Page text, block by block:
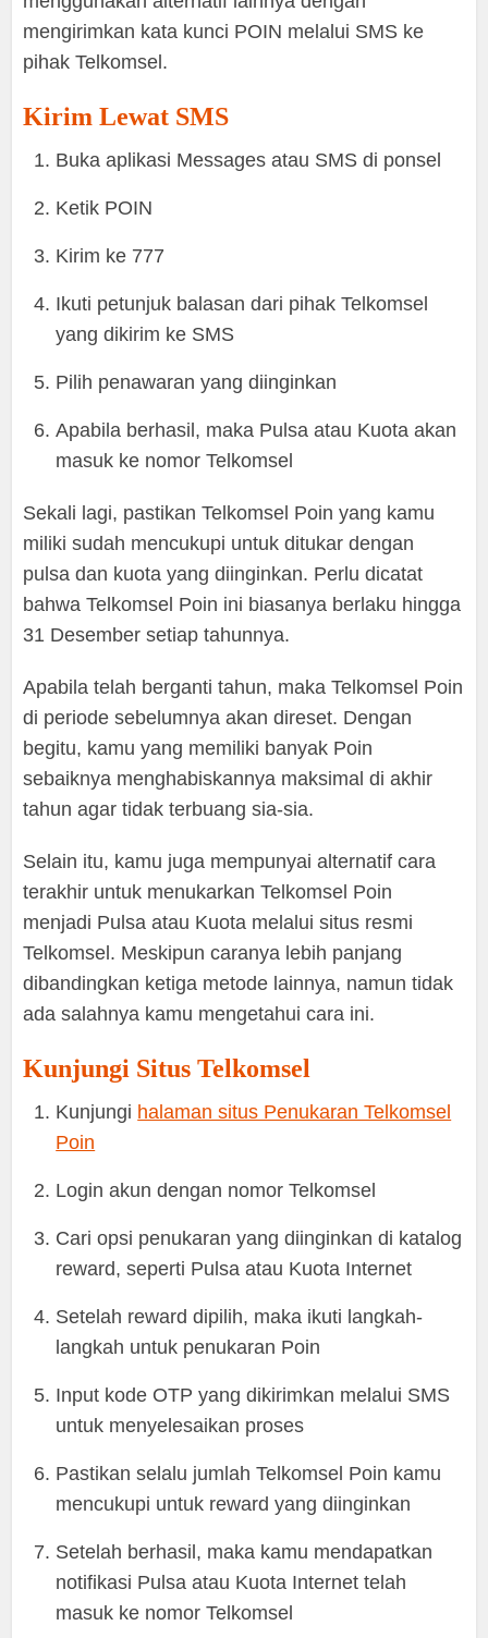
mengirimkan kata kunci POIN melalui SMS ke
pihak Telkomsel.
Kirim Lewat SMS
Buka aplikasi Messages atau SMS di ponsel
Ketik POIN
Kirim ke 777
Ikuti petunjuk balasan dari pihak Telkomsel
yang dikirim ke SMS
Pilih penawaran yang diinginkan
Apabila berhasil, maka Pulsa atau Kuota akan
masuk ke nomor Telkomsel
Sekali lagi, pastikan Telkomsel Poin yang kamu
miliki sudah mencukupi untuk ditukar dengan
pulsa dan kuota yang diinginkan. Perlu dicatat
bahwa Telkomsel Poin ini biasanya berlaku hingga
31 Desember setiap tahunnya.
Apabila telah berganti tahun, maka Telkomsel Poin
di periode sebelumnya akan direset. Dengan
begitu, kamu yang memiliki banyak Poin
sebaiknya menghabiskannya maksimal di akhir
tahun agar tidak terbuang sia-sia.
Selain itu, kamu juga mempunyai alternatif cara
terakhir untuk menukarkan Telkomsel Poin
menjadi Pulsa atau Kuota melalui situs resmi
Telkomsel. Meskipun caranya lebih panjang
dibandingkan ketiga metode lainnya, namun tidak
ada salahnya kamu mengetahui cara ini.
Kunjungi Situs Telkomsel
Kunjungi halaman situs Penukaran Telkomsel
Poin
Login akun dengan nomor Telkomsel
Cari opsi penukaran yang diinginkan di katalog
reward, seperti Pulsa atau Kuota Internet
Setelah reward dipilih, maka ikuti langkah-
langkah untuk penukaran Poin
Input kode OTP yang dikirimkan melalui SMS
untuk menyelesaikan proses
Pastikan selalu jumlah Telkomsel Poin kamu
mencukupi untuk reward yang diinginkan
Setelah berhasil, maka kamu mendapatkan
notifikasi Pulsa atau Kuota Internet telah
masuk ke nomor Telkomsel